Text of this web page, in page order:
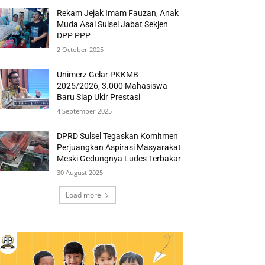
Rekam Jejak Imam Fauzan, Anak
Muda Asal Sulsel Jabat Sekjen
DPP PPP
2 October 2025
Unimerz Gelar PKKMB
2025/2026, 3.000 Mahasiswa
Baru Siap Ukir Prestasi
4 September 2025
DPRD Sulsel Tegaskan Komitmen
Perjuangkan Aspirasi Masyarakat
Meski Gedungnya Ludes Terbakar
30 August 2025
Load more